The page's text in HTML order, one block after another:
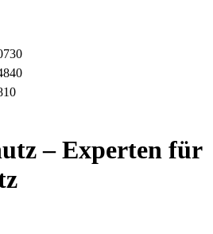
– Experten für